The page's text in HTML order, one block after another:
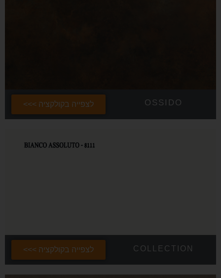
OSSIDO לצפייה בקולקציה >>>
COLLECTION לצפייה בקולקציה >>>